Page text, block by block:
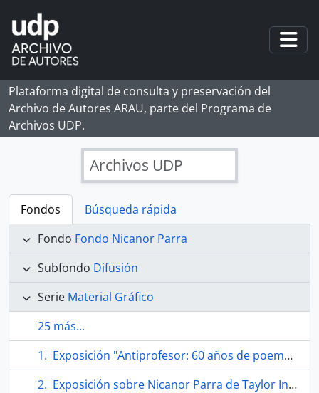
Skip to main content
Plataforma digital de consulta y preservación del
Archivo de Autores ARAU, parte del Programa de
Archivos UDP.
Archivos UDP
Fondos
Búsqueda rápida
Fondo Fondo Nicanor Parra
Subfondo Difusión
Serie Material Gráfico
25 más...
Exposición "Antiprofesor: 60 años de poemas y antipoemas"
Exposición sobre Nicanor Parra de Taylor Institution